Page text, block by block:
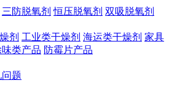
三防脱氧剂 恒压脱氧剂 双吸脱氧剂
剂 工业类干燥剂 海运类干燥剂 家具
味类产品 防霉片产品
题